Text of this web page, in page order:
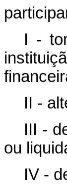
I -
II -
III -
ou
IV -